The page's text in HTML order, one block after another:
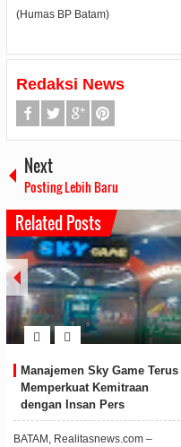
(Humas BP Batam)
Redaksi News
Next
Posting Lebih Baru
Related Posts
Manajemen Sky Game Terus
Memperkuat Kemitraan
dengan Insan Pers
BATAM, Realitasnews.com –